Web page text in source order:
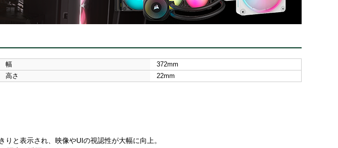
幅
372mm
高さ
22mm
と表示され、映像やUIの視認性が大幅に向上。